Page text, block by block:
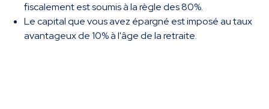
fiscalement est soumis à la règle des 80%.
Le capital que vous avez épargné est imposé au taux
avantageux de 10% à l'âge de la retraite.